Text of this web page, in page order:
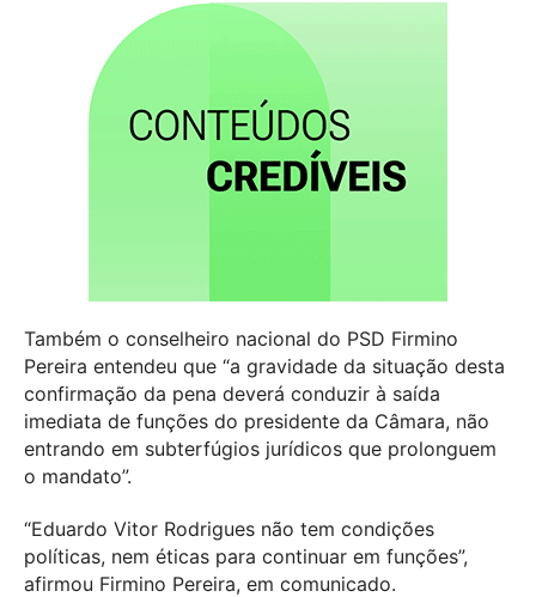
Também o conselheiro nacional do PSD Firmino
Pereira entendeu que “a gravidade da situação desta
confirmação da pena deverá conduzir à saída
imediata de funções do presidente da Câmara, não
entrando em subterfúgios jurídicos que prolonguem
o mandato”.
“Eduardo Vitor Rodrigues não tem condições
políticas, nem éticas para continuar em funções”,
afirmou Firmino Pereira, em comunicado.